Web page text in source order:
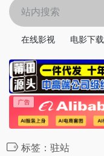
在线影视 电影下载
标签：驻站